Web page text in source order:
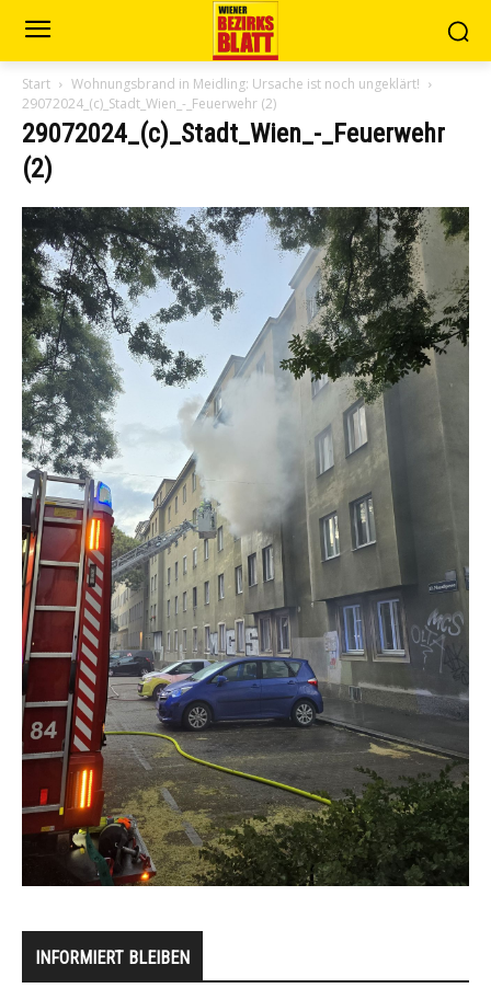
Start
Wohnungsbrand in Meidling: Ursache ist noch ungeklärt!
29072024_(c)_Stadt_Wien_-_Feuerwehr (2)
29072024_(c)_Stadt_Wien_-_Feuerwehr
(2)
INFORMIERT BLEIBEN